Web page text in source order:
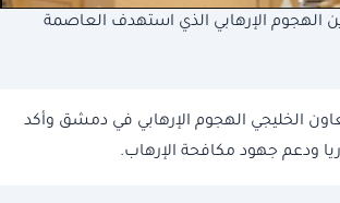
الهجوم الإرهابي الذي استهدف العاصمة
الخليجي الهجوم الإرهابي في دمشق وأكد
ودعم جهود مكافحة الإرهاب.